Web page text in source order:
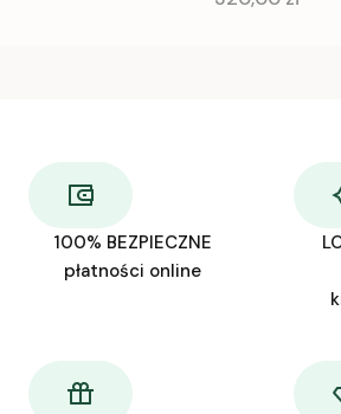
100% BEZPIECZNE
płatności online